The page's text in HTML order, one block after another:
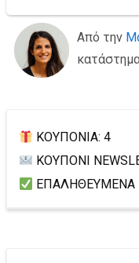
Από την
ΚΟΥΠΟΝΙΑ: 4
ΚΟΥΠΟΝΙ
ΕΠΑΛΗΘΕΥΜΕΝΑ